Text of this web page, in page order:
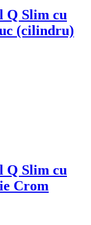
Q Slim cu
(cilindru)
Q Slim cu
Crom